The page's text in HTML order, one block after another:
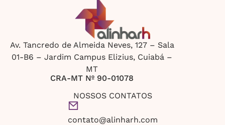
Av. Tancredo de Almeida Neves, 127 – Sala
01-B6 – Jardim Campus Elizius, Cuiabá –
MT
CRA-MT Nº 90-01078
NOSSOS CONTATOS
contato@alinharh.com